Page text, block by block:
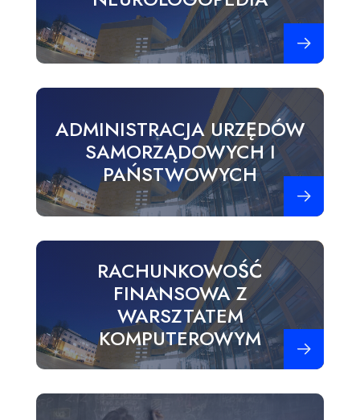
ADMINISTRACJA URZĘDÓW
SAMORZĄDOWYCH I
PAŃSTWOWYCH
RACHUNKOWOŚĆ
FINANSOWA Z
WARSZTATEM
KOMPUTEROWYM